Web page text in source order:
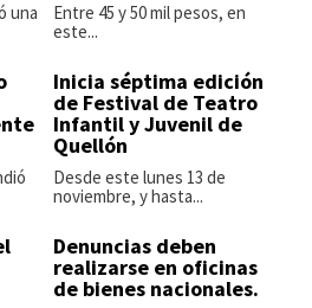
una
Entre 45 y 50 mil pesos, en
este...
Inicia séptima edición
de Festival de Teatro
Infantil y Juvenil de
Quellón
Desde este lunes 13 de
noviembre, y hasta...
Denuncias deben
realizarse en oficinas
de bienes nacionales.